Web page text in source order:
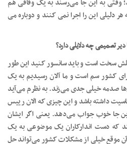
وقتی به این جا می‌رسند به یک وفاقی هم
دلیلی این را اجرا نمی کنند و دوباره می
تصمیمی چه دلایلی دارد؟
سخت است و باید سانسور کنید این طور
کشور سم است و ما آلان رسیدیم به یک
صدمه خیلی جدی می‌زند. به نظرم می‌آید
داشته باشد و این چیزی که الان رییس
جا خوب جواب می‌دهد. یعنی اگر ایشان
که دست اندارکاران یک موضوعی به یک
آن موقع خیلی از مشکلات کشور می‌تواند حل